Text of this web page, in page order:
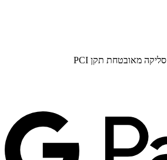
סליקה מאובטחת תקן PCI